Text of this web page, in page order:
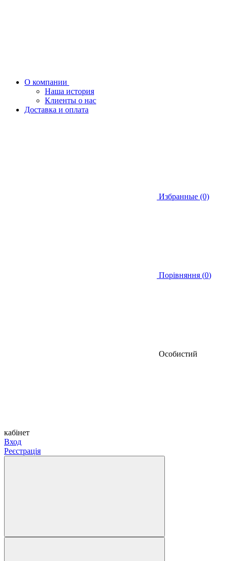
О компании
Наша история
Клиенты о нас
Доставка и оплата
Избранные (0)
Порівняння (0)
Особистий
кабінет
Вход
Реєстрація